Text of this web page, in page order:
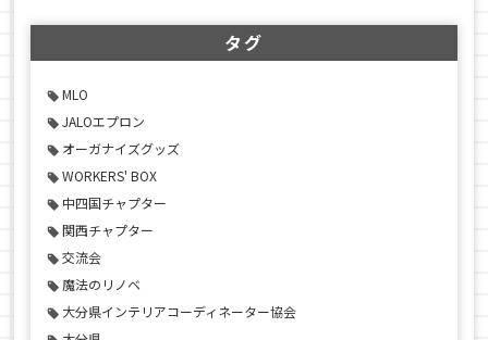
タグ
MLO
JALOエプロン
オーガナイズグッズ
WORKERS' BOX
中四国チャプター
関西チャプター
交流会
魔法のリノベ
大分県インテリアコーディネーター協会